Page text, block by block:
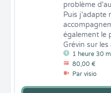
1 heure 30
80,00 €
Par visio
problème
Puis j'adapte
également le
Grévin sur